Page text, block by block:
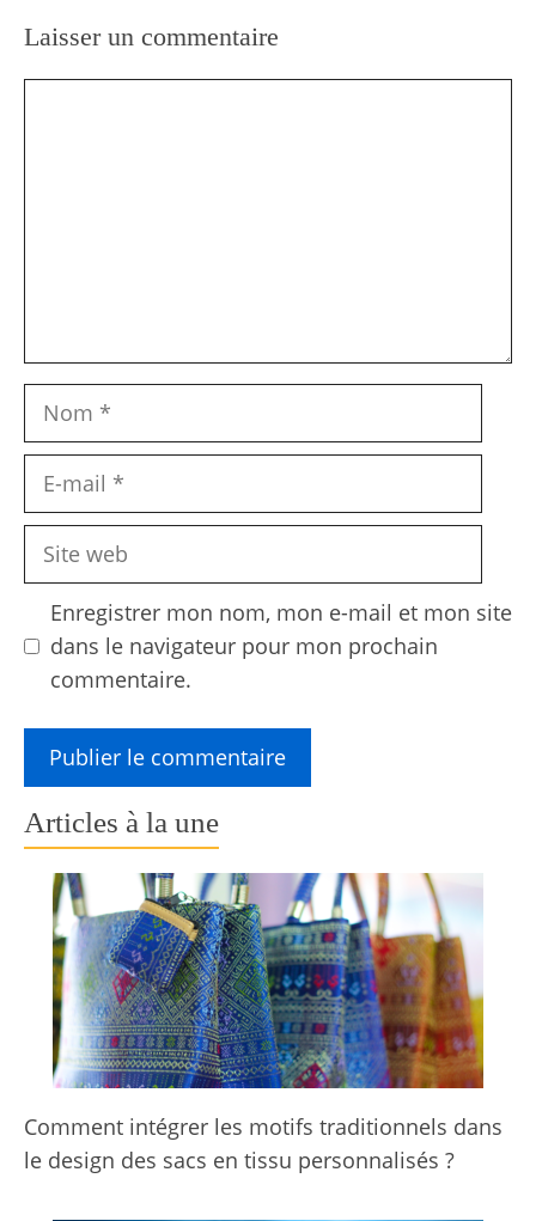
Laisser un commentaire
Nom
Site
Enregistrer mon nom, mon e-mail et mon site
dans le navigateur pour mon prochain
commentaire.
Articles à la une
Comment intégrer les motifs traditionnels dans
le design des sacs en tissu personnalisés ?